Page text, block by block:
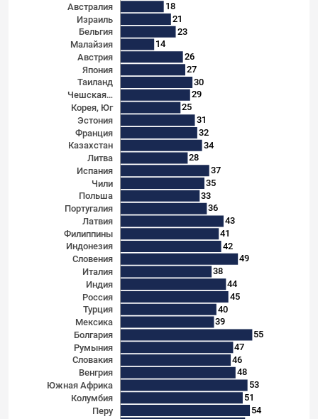
Австралия
Израиль
Бельгия
Малайзия
Австрия
Япония
Таиланд
Чешская…
Корея, Юг
Эстония
Франция
Казахстан
Литва
Испания
Чили
Польша
Португалия
Латвия
Филиппины
Индонезия
Словения
Италия
Индия
Россия
Турция
Мексика
Болгария
Румыния
Словакия
Венгрия
Южная Африка
Колумбия
Перу
18
21
23
14
26
27
30
29
25
31
32
34
28
37
35
33
36
43
41
42
49
38
44
45
40
39
55
47
46
48
53
51
54